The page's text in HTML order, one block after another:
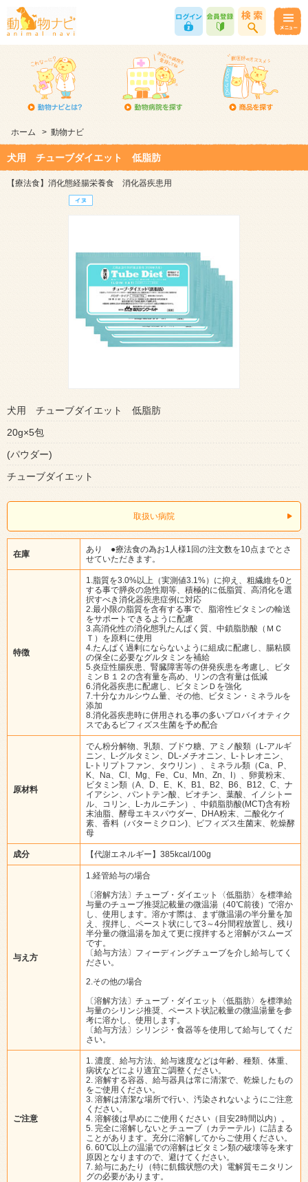
ホーム > 動物ナビ
犬用 チューブダイエット 低脂肪
【療法食】消化態経腸栄養食 消化器疾患用
犬用 チューブダイエット 低脂肪
20g×5包
(パウダー)
チューブダイエット
取扱い病院
在庫
あり ●療法食の為お1人様1回の注文数を10点までとさ
せていただきます。
特徴
1.脂質を3.0%以上（実測値3.1%）に抑え、粗繊維を0と
する事で膵炎の急性期等、積極的に低脂質、高消化を選
択すべき消化器疾患症例に対応
2.最小限の脂質を含有する事で、脂溶性ビタミンの輸送
をサポートできるように配慮
3.高消化性の消化態乳たんぱく質、中鎖脂肪酸（ＭＣ
Ｔ）を原料に使用
4.たんぱく過剰にならないように組成に配慮し、腸粘膜
の保全に必要なグルタミンを補給
5.炎症性腸疾患、腎臓障害等の併発疾患を考慮し、ビタ
ミンＢ１２の含有量を高め、リンの含有量は低減
6.消化器疾患に配慮し、ビタミンＤを強化
7.十分なカルシウム量、その他、ビタミン・ミネラルを
添加
8.消化器疾患時に併用される事の多いプロバイオティク
スであるビフィズス生菌を予め配合
原材料
でん粉分解物、乳類、ブドウ糖、アミノ酸類（L-アルギ
ニン、L-グルタミン、DL-メチオニン、L-トレオニン、
L-トリプトファン、タウリン）、ミネラル類（Ca、P、
K、Na、Cl、Mg、Fe、Cu、Mn、Zn、I）、卵黄粉末、
ビタミン類（A、D、E、K、B1、B2、B6、B12、C、ナ
イアシン、パントテン酸、ビオチン、葉酸、イノシトー
ル、コリン、L-カルニチン）、中鎖脂肪酸(MCT)含有粉
末油脂、酵母エキスパウダー、DHA粉末、二酸化ケイ
素、香料（バターミクロン)、ビフィズス生菌末、乾燥酵
母
成分 【代謝エネルギー】385kcal/100g
与え方
1.経管給与の場合
〔溶解方法〕チューブ・ダイエット〈低脂肪〉を標準給
与量のチューブ推奨記載量の微温湯（40℃前後）で溶か
し、使用します。溶かす際は、まず微温湯の半分量を加
え、撹拌し、ペースト状にして3～4分間程放置し、残り
半分量の微温湯を加えて更に撹拌すると溶解がスムーズ
です。
〔給与方法〕フィーディングチューブを介し給与してく
ださい。
2.その他の場合
〔溶解方法〕チューブ・ダイエット〈低脂肪〉を標準給
与量のシリンジ推奨、ペースト状記載量の微温湯量を参
考に溶かし、使用します。
〔給与方法〕シリンジ・食器等を使用して給与してくだ
さい。
ご注意
1. 濃度、給与方法、給与速度などは年齢、種類、体重、
病状などにより適宜ご調整ください。
2. 溶解する容器、給与器具は常に清潔で、乾燥したもの
をご使用ください。
3. 溶解は清潔な場所で行い、汚染されないようにご注意
ください。
4. 溶解後は早めにご使用ください（目安2時間以内）。
5. 完全に溶解しないとチューブ（カテーテル）に詰まる
ことがあります。充分に溶解してからご使用ください。
6. 60℃以上の温湯での溶解はビタミン類の破壊等を来す
原因となりますので、避けてください。
7. 給与にあたり（特に飢餓状態の犬）電解質モニタリン
グの必要があります。